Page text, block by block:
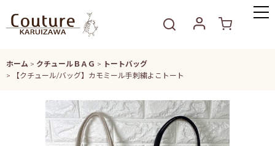
ホーム > クチュールＢＡＧ > トートバッグ
>
【クチュール/バッグ】カモミール手刺繍よこトート